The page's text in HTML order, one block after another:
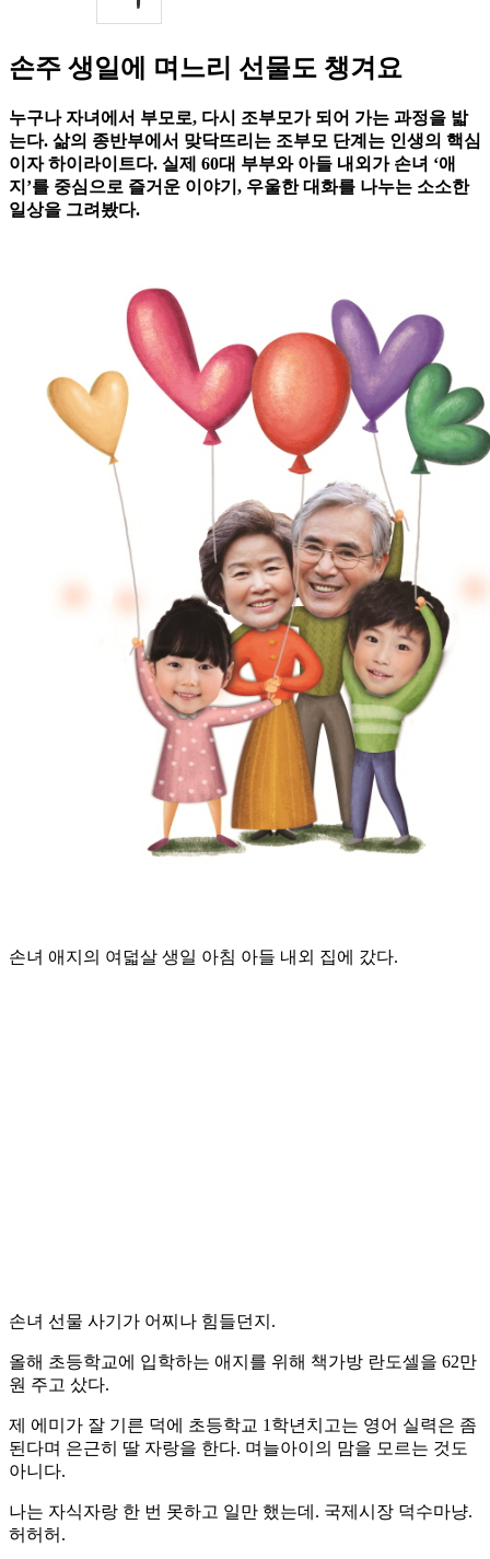
손주 생일에 며느리 선물도 챙겨요
누구나 자녀에서 부모로, 다시 조부모가 되어 가는 과정을 밟
는다. 삶의 종반부에서 맞닥뜨리는 조부모 단계는 인생의 핵심
이자 하이라이트다. 실제 60대 부부와 아들 내외가 손녀 ‘애
지’를 중심으로 즐거운 이야기, 우울한 대화를 나누는 소소한
일상을 그려봤다.
손녀 애지의 여덟살 생일 아침 아들 내외 집에 갔다.
손녀 선물 사기가 어찌나 힘들던지.
올해 초등학교에 입학하는 애지를 위해 책가방 란도셀을 62만
원 주고 샀다.
제 에미가 잘 기른 덕에 초등학교 1학년치고는 영어 실력은 좀
된다며 은근히 딸 자랑을 한다. 며늘아이의 맘을 모르는 것도
아니다.
나는 자식자랑 한 번 못하고 일만 했는데. 국제시장 덕수마냥.
허허허.